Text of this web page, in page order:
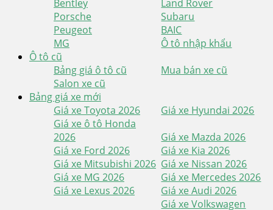
Bentley
Land Rover
Porsche
Subaru
Peugeot
BAIC
MG
Ô tô nhập khẩu
Ô tô cũ
Bảng giá ô tô cũ
Mua bán xe cũ
Salon xe cũ
Bảng giá xe mới
Giá xe Toyota 2026
Giá xe Hyundai 2026
Giá xe ô tô Honda
2026
Giá xe Mazda 2026
Giá xe Ford 2026
Giá xe Kia 2026
Giá xe Mitsubishi 2026 Giá xe Nissan 2026
Giá xe MG 2026
Giá xe Mercedes 2026
Giá xe Lexus 2026
Giá xe Audi 2026
Giá xe Volkswagen